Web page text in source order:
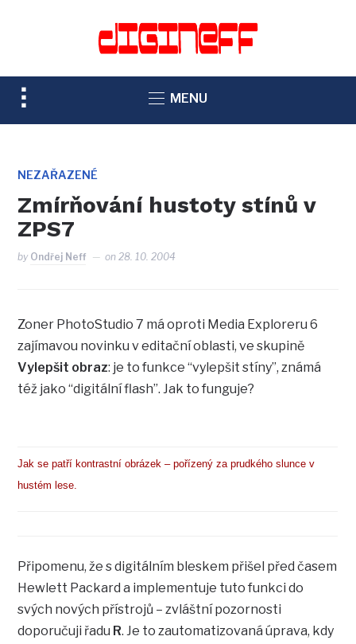
TOGGLE
SIDEBAR
NAVIGATION
MENU
NEZAŘAZENÉ
Zmírňování hustoty stínů v
ZPS7
by Ondřej Neff on28. 10. 2004
Zoner PhotoStudio 7 má oproti Media Exploreru 6
zajímavou novinku v editační oblasti, ve skupině
Vylepšit obraz: je to funkce “vylepšit stíny”, známá
též jako “digitální flash”. Jak to funguje?
Jak se patří kontrastní obrázek – pořízený za prudkého slunce v
hustém lese.
Připomenu, že s digitálním bleskem přišel před časem
Hewlett Packard a implementuje tuto funkci do
svých nových přístrojů – zvláštní pozornosti
doporučuji řadu R. Je to zautomatizovaná úprava, kdy